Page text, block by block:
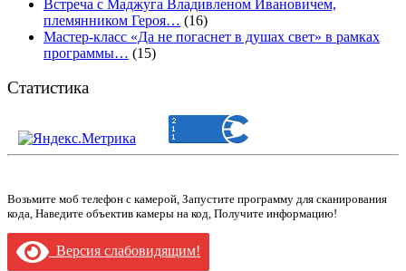
Встреча с Маджуга Владивленом Ивановичем,
племянником Героя… (16)
Мастер-класс «Да не погаснет в душах свет» в рамках
программы… (15)
Статистика
Возьмите моб телефон с камерой, Запустите программу для сканирования
кода, Наведите объектив камеры на код, Получите информацию!
Версия слабовидящим!